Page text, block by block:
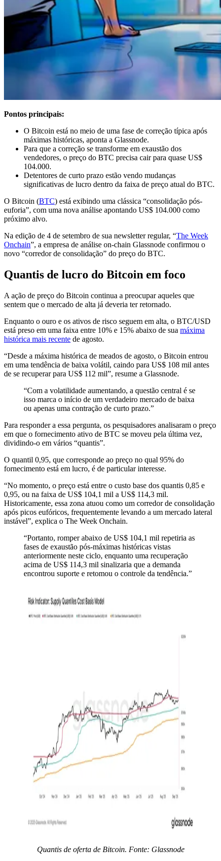
Pontos principais:
O Bitcoin está no meio de uma fase de correção típica após
máximas históricas, aponta a Glassnode.
Para que a correção se transforme em exaustão dos
vendedores, o preço do BTC precisa cair para quase US$
104.000.
Detentores de curto prazo estão vendo mudanças
significativas de lucro dentro da faixa de preço atual do BTC.
O Bitcoin (BTC) está exibindo uma clássica “consolidação pós-
euforia”, com uma nova análise apontando US$ 104.000 como
próximo alvo.
Na edição de 4 de setembro de sua newsletter regular, “The Week
Onchain”, a empresa de análise on-chain Glassnode confirmou o
novo “corredor de consolidação” do preço do BTC.
Quantis de lucro do Bitcoin em foco
A ação de preço do Bitcoin continua a preocupar aqueles que
sentem que o mercado de alta já deveria ter retornado.
Enquanto o ouro e os ativos de risco seguem em alta, o BTC/USD
está preso em uma faixa entre 10% e 15% abaixo de sua máxima
histórica mais recente de agosto.
“Desde a máxima histórica de meados de agosto, o Bitcoin entrou
em uma tendência de baixa volátil, caindo para US$ 108 mil antes
de se recuperar para US$ 112 mil”, resume a Glassnode.
“Com a volatilidade aumentando, a questão central é se
isso marca o início de um verdadeiro mercado de baixa
ou apenas uma contração de curto prazo.”
Para responder a essa pergunta, os pesquisadores analisaram o preço
em que o fornecimento ativo de BTC se moveu pela última vez,
dividindo-o em vários “quantis”.
O quantil 0,95, que corresponde ao preço no qual 95% do
fornecimento está em lucro, é de particular interesse.
“No momento, o preço está entre o custo base dos quantis 0,85 e
0,95, ou na faixa de US$ 104,1 mil a US$ 114,3 mil.
Historicamente, essa zona atuou como um corredor de consolidação
após picos eufóricos, frequentemente levando a um mercado lateral
instável”, explica o The Week Onchain.
“Portanto, romper abaixo de US$ 104,1 mil repetiria as
fases de exaustão pós-máximas históricas vistas
anteriormente neste ciclo, enquanto uma recuperação
acima de US$ 114,3 mil sinalizaria que a demanda
encontrou suporte e retomou o controle da tendência.”
Quantis de oferta de Bitcoin. Fonte: Glassnode